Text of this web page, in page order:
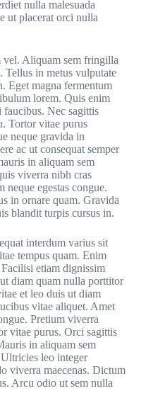
nulla malesuada
ut placerat orci nulla
vel. Aliquam sem fringilla
Tellus in metus vulputate
Eget magna fermentum
lorem. Quis enim
faucibus. Nec sagittis
Tortor vitae purus
neque gravida in
ac ut consequat semper
in aliquam sem
viverra nibh cras
egestas congue.
in ornare quam. Gravida
blandit turpis cursus in.
interdum varius sit
tempus quam. Enim
etiam dignissim
diam quam nulla porttitor
et leo duis ut diam
vitae aliquet. Amet
Pretium viverra
vitae purus. Orci sagittis
in aliquam sem
leo integer
viverra maecenas. Dictum
Arcu odio ut sem nulla